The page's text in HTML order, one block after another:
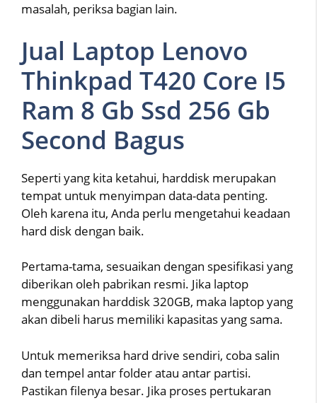
masalah, periksa bagian lain.
Jual Laptop Lenovo
Thinkpad T420 Core I5
Ram 8 Gb Ssd 256 Gb
Second Bagus
Seperti yang kita ketahui, harddisk merupakan
tempat untuk menyimpan data-data penting.
Oleh karena itu, Anda perlu mengetahui keadaan
hard disk dengan baik.
Pertama-tama, sesuaikan dengan spesifikasi yang
diberikan oleh pabrikan resmi. Jika laptop
menggunakan harddisk 320GB, maka laptop yang
akan dibeli harus memiliki kapasitas yang sama.
Untuk memeriksa hard drive sendiri, coba salin
dan tempel antar folder atau antar partisi.
Pastikan filenya besar. Jika proses pertukaran